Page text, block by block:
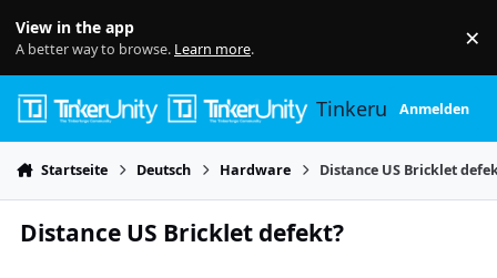
View in the app
A better way to browse. Learn more. ×
TinkerunityAnmelden
Startseite Deutsch Hardware Distance US Bricklet
Distance US Bricklet defekt?